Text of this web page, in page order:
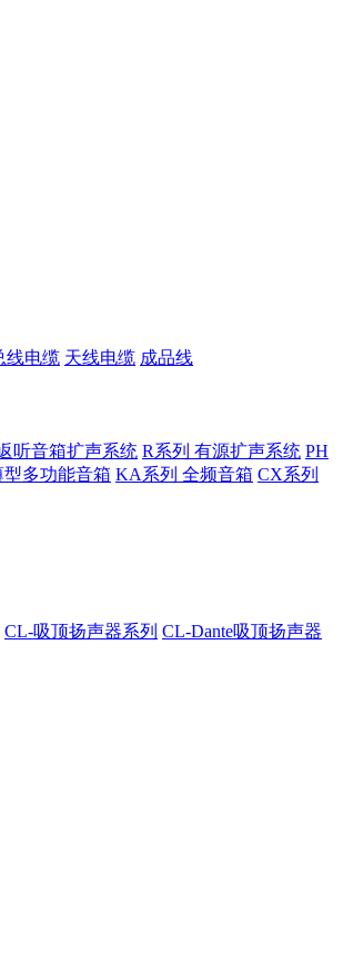
线电缆 天线电缆 成品线
听音箱扩声系统 R系列 有源扩声系统 PH
多功能音箱 KA系列 全频音箱 CX系列
CL-吸顶扬声器系列 CL-Dante吸顶扬声器